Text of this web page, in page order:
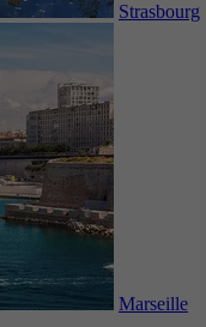
Strasbourg
Marseille